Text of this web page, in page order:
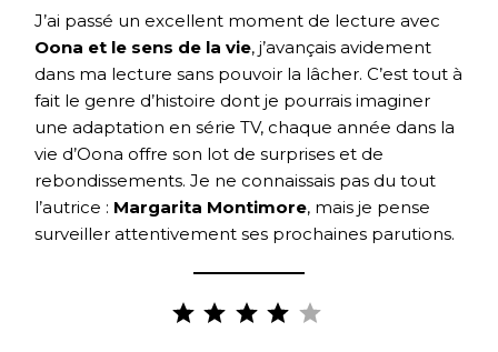
J’ai passé un excellent moment de lecture avec
Oona et le sens de la vie, j’avançais avidement
dans ma lecture sans pouvoir la lâcher. C’est tout à
fait le genre d’histoire dont je pourrais imaginer
une adaptation en série TV, chaque année dans la
vie d’Oona offre son lot de surprises et de
rebondissements. Je ne connaissais pas du tout
l’autrice : Margarita Montimore, mais je pense
surveiller attentivement ses prochaines parutions.